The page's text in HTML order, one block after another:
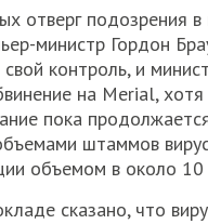
отверг подозрения
министр Гордон
контроль, и
на Merial,
пока
штаммов
объемом в около 10
сказано, что